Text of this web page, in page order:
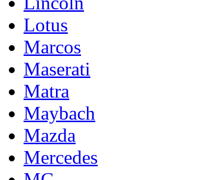
Lotus
Marcos
Maserati
Matra
Maybach
Mazda
Mercedes